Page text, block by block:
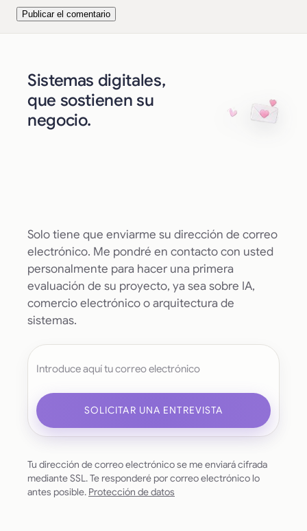
Sistemas digitales,
que sostienen su
negocio.
Solo tiene que enviarme su dirección de correo
electrónico. Me pondré en contacto con usted
personalmente para hacer una primera
evaluación de su proyecto, ya sea sobre IA,
comercio electrónico o arquitectura de
sistemas.
SOLICITAR UNA ENTREVISTA
Tu dirección de correo electrónico se me enviará cifrada
mediante SSL. Te responderé por correo electrónico lo
antes posible. Protección de datos